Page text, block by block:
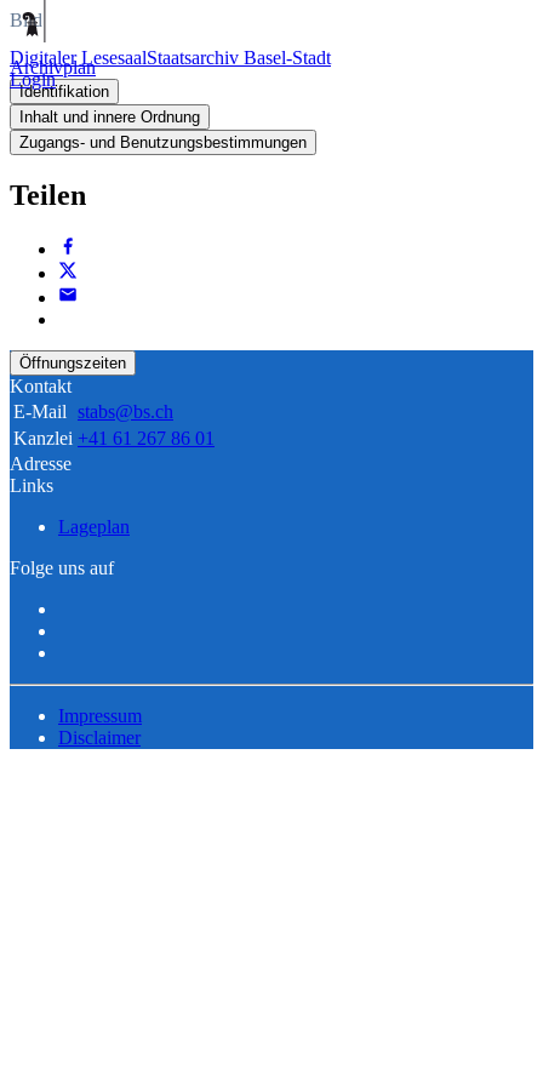
Digitaler LesesaalStaatsarchiv Basel-Stadt
Login
Bild
Archivplan
Identifikation
Inhalt und innere Ordnung
Zugangs- und Benutzungsbestimmungen
Teilen
Öffnungszeiten
Kontakt
E-Mail stabs@bs.ch
Kanzlei +41 61 267 86 01
Adresse
Links
Lageplan
Folge uns auf
Impressum
Disclaimer